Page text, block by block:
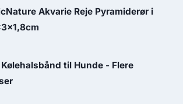
kr.. 126.25 kr..
Akvarie Reje Pyramiderør i
til Hunde - Flere